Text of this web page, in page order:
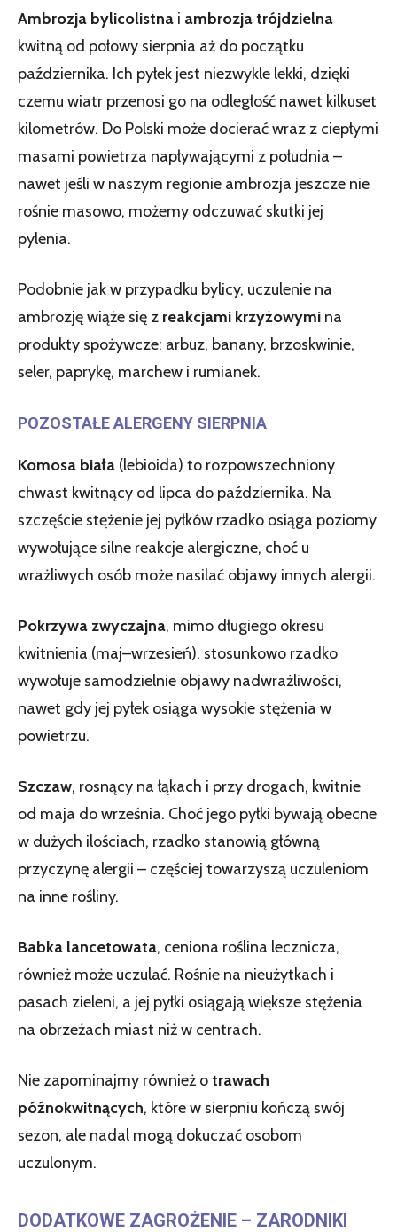
Ambrozja bylicolistna i ambrozja trójdzielna
kwitną od połowy sierpnia aż do początku
października. Ich pyłek jest niezwykle lekki, dzięki
czemu wiatr przenosi go na odległość nawet kilkuset
kilometrów. Do Polski może docierać wraz z ciepłymi
masami powietrza napływającymi z południa –
nawet jeśli w naszym regionie ambrozja jeszcze nie
rośnie masowo, możemy odczuwać skutki jej
pylenia.
Podobnie jak w przypadku bylicy, uczulenie na
ambrozję wiąże się z reakcjami krzyżowymi na
produkty spożywcze: arbuz, banany, brzoskwinie,
seler, paprykę, marchew i rumianek.
POZOSTAŁE ALERGENY SIERPNIA
Komosa biała (lebioida) to rozpowszechniony
chwast kwitnący od lipca do października. Na
szczęście stężenie jej pyłków rzadko osiąga poziomy
wywołujące silne reakcje alergiczne, choć u
wrażliwych osób może nasilać objawy innych alergii.
Pokrzywa zwyczajna, mimo długiego okresu
kwitnienia (maj–wrzesień), stosunkowo rzadko
wywołuje samodzielnie objawy nadwrażliwości,
nawet gdy jej pyłek osiąga wysokie stężenia w
powietrzu.
Szczaw, rosnący na łąkach i przy drogach, kwitnie
od maja do września. Choć jego pyłki bywają obecne
w dużych ilościach, rzadko stanowią główną
przyczynę alergii – częściej towarzyszą uczuleniom
na inne rośliny.
Babka lancetowata, ceniona roślina lecznicza,
również może uczulać. Rośnie na nieużytkach i
pasach zieleni, a jej pyłki osiągają większe stężenia
na obrzeżach miast niż w centrach.
Nie zapominajmy również otrawach
późnokwitnących, które w sierpniu kończą swój
sezon, ale nadal mogą dokuczać osobom
uczulonym.
DODATKOWE ZAGROŻENIE – ZARODNIKI